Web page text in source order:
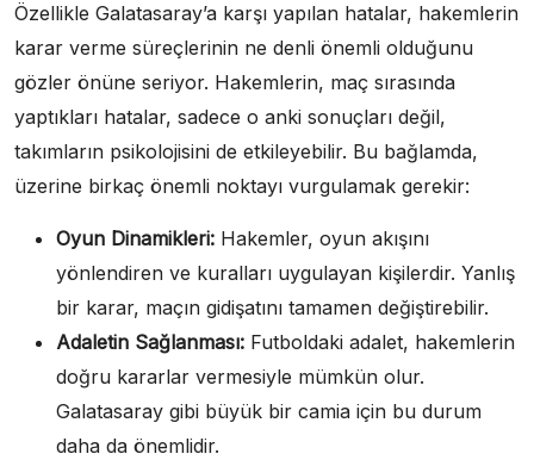
Özellikle Galatasaray’a karşı yapılan hatalar, hakemlerin
karar verme süreçlerinin ne denli önemli olduğunu
gözler önüne seriyor. Hakemlerin, maç sırasında
yaptıkları hatalar, sadece o anki sonuçları değil,
takımların psikolojisini de etkileyebilir. Bu bağlamda,
üzerine birkaç önemli noktayı vurgulamak gerekir:
Oyun Dinamikleri: Hakemler, oyun akışını
yönlendiren ve kuralları uygulayan kişilerdir. Yanlış
bir karar, maçın gidişatını tamamen değiştirebilir.
Adaletin Sağlanması: Futboldaki adalet, hakemlerin
doğru kararlar vermesiyle mümkün olur.
Galatasaray gibi büyük bir camia için bu durum
daha da önemlidir.